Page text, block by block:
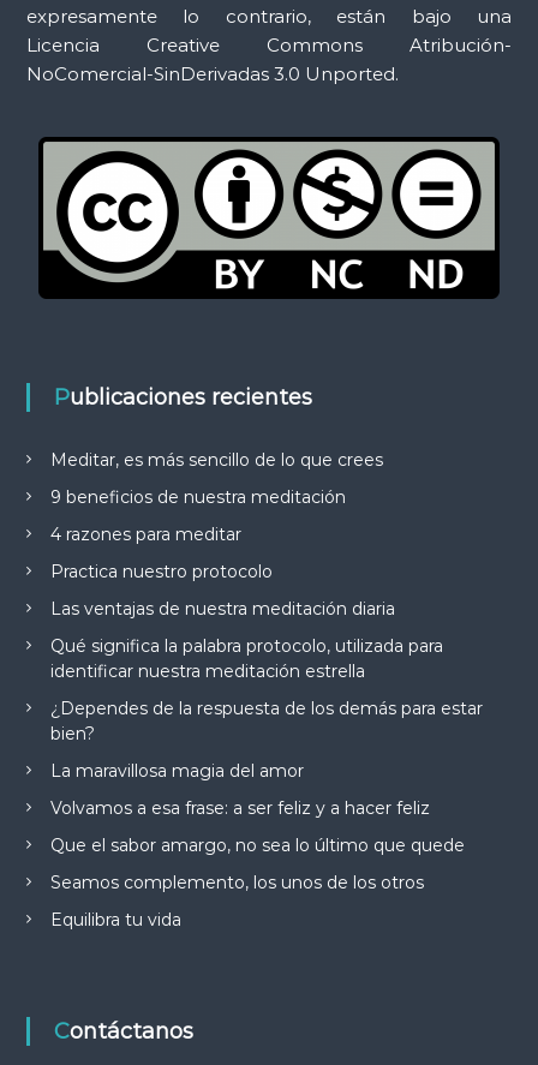
expresamente lo contrario, están bajo una
Licencia Creative Commons Atribución-
NoComercial-SinDerivadas 3.0 Unported.
Publicaciones recientes
Meditar, es más sencillo de lo que crees
9 beneficios de nuestra meditación
4 razones para meditar
Practica nuestro protocolo
Las ventajas de nuestra meditación diaria
Qué significa la palabra protocolo, utilizada para
identificar nuestra meditación estrella
¿Dependes de la respuesta de los demás para estar
bien?
La maravillosa magia del amor
Volvamos a esa frase: a ser feliz y a hacer feliz
Que el sabor amargo, no sea lo último que quede
Seamos complemento, los unos de los otros
Equilibra tu vida
Contáctanos